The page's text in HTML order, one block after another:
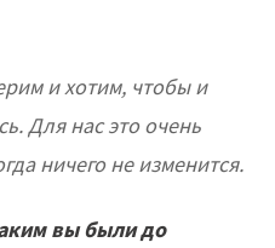
и хотим, чтобы и
Для нас это очень
ничего не изменится.
вы были до